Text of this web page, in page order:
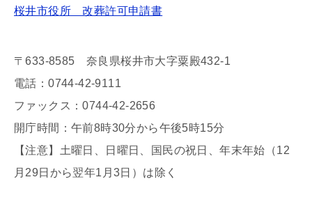
桜井市役所 改葬許可申請書
〒633-8585 奈良県桜井市大字粟殿432-1
電話：0744-42-9111
ファックス：0744-42-2656
開庁時間：午前8時30分から午後5時15分
【注意】土曜日、日曜日、国民の祝日、年末年始（12
月29日から翌年1月3日）は除く